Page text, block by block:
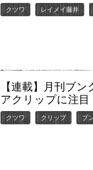
クツワ レイメイ藤井
【連載】月刊ブ
アクリップに注目
クツワ クリップ ブ